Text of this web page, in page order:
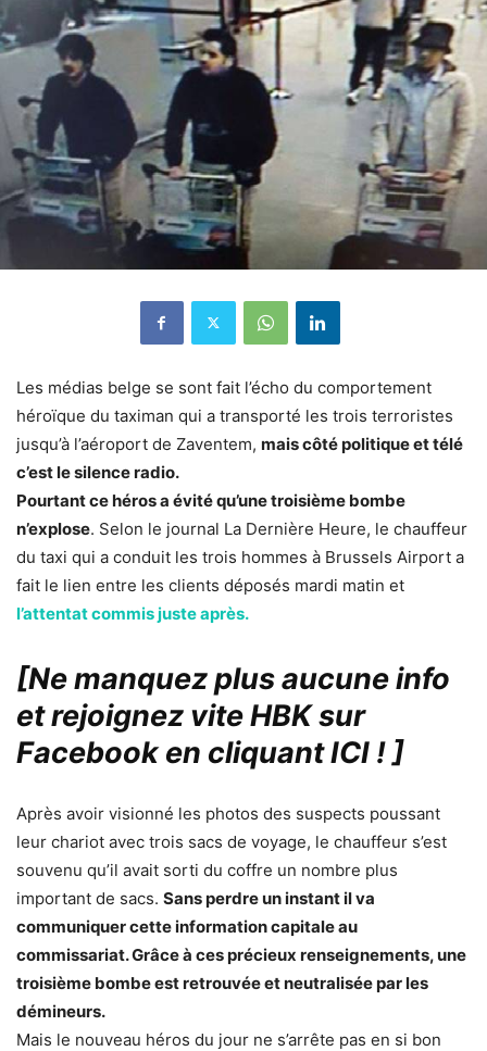
Les médias belge se sont fait l’écho du comportement
héroïque du taximan qui a transporté les trois terroristes
jusqu’à l’aéroport de Zaventem, mais côté politique et télé
c’est le silence radio.
Pourtant ce héros a évité qu’une troisième bombe
n’explose. Selon le journal La Dernière Heure, le chauffeur
du taxi qui a conduit les trois hommes à Brussels Airport a
fait le lien entre les clients déposés mardi matin et
l’attentat commis juste après.
[Ne manquez plus aucune info
et rejoignez vite HBK sur
Facebook en cliquant ICI !]
Après avoir visionné les photos des suspects poussant
leur chariot avec trois sacs de voyage, le chauffeur s’est
souvenu qu’il avait sorti du coffre un nombre plus
important de sacs. Sans perdre un instant il va
communiquer cette information capitale au
commissariat. Grâce à ces précieux renseignements, une
troisième bombe est retrouvée et neutralisée par les
démineurs.
Mais le nouveau héros du jour ne s’arrête pas en si bon